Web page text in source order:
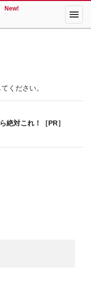
New! menu
ください。
絶対これ！［PR］